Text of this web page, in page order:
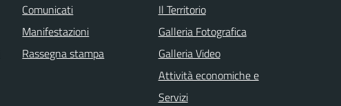
Comunicati
Manifestazioni
Rassegna stampa
Il Territorio
Galleria Fotografica
Galleria Video
Attività economiche e
Servizi